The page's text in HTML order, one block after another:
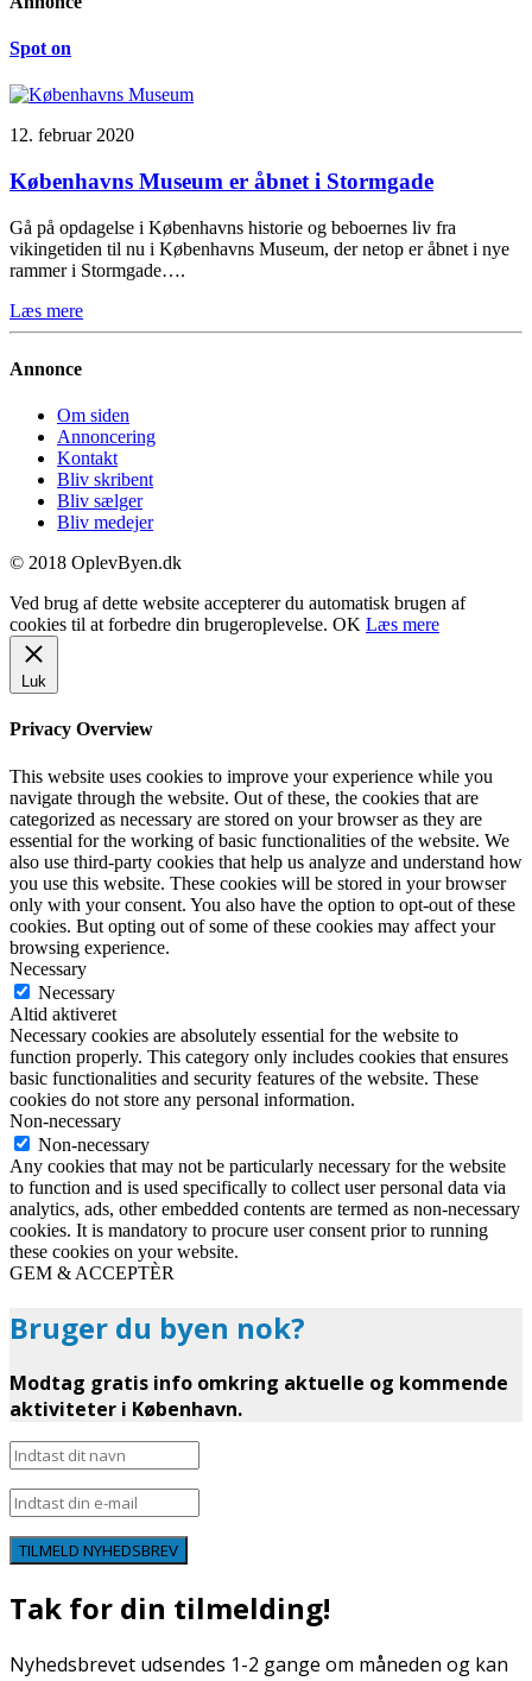
Spot on
12. februar 2020
Københavns Museum er åbnet i Stormgade
Gå på opdagelse i Københavns historie og beboernes liv fra
vikingetiden til nu i Københavns Museum, der netop er åbnet i nye
rammer i Stormgade….
Læs mere
Annonce
Om siden
Annoncering
Kontakt
Bliv skribent
Bliv sælger
Bliv medejer
© 2018 OplevByen.dk
Ved brug af dette website accepterer du automatisk brugen af
cookies til at forbedre din brugeroplevelse. OK Læs mere
Luk
Privacy Overview
This website uses cookies to improve your experience while you
navigate through the website. Out of these, the cookies that are
categorized as necessary are stored on your browser as they are
essential for the working of basic functionalities of the website. We
also use third-party cookies that help us analyze and understand how
you use this website. These cookies will be stored in your browser
only with your consent. You also have the option to opt-out of these
cookies. But opting out of some of these cookies may affect your
browsing experience.
Necessary
Necessary
Altid aktiveret
Necessary cookies are absolutely essential for the website to
function properly. This category only includes cookies that ensures
basic functionalities and security features of the website. These
cookies do not store any personal information.
Non-necessary
Non-necessary
Any cookies that may not be particularly necessary for the website
to function and is used specifically to collect user personal data via
analytics, ads, other embedded contents are termed as non-necessary
cookies. It is mandatory to procure user consent prior to running
these cookies on your website.
GEM & ACCEPTÈR
Bruger du byen nok?
Modtag gratis info omkring aktuelle og kommende
aktiviteter i København.
TILMELD NYHEDSBREV
Tak for din tilmelding!
Nyhedsbrevet udsendes 1-2 gange om måneden og kan